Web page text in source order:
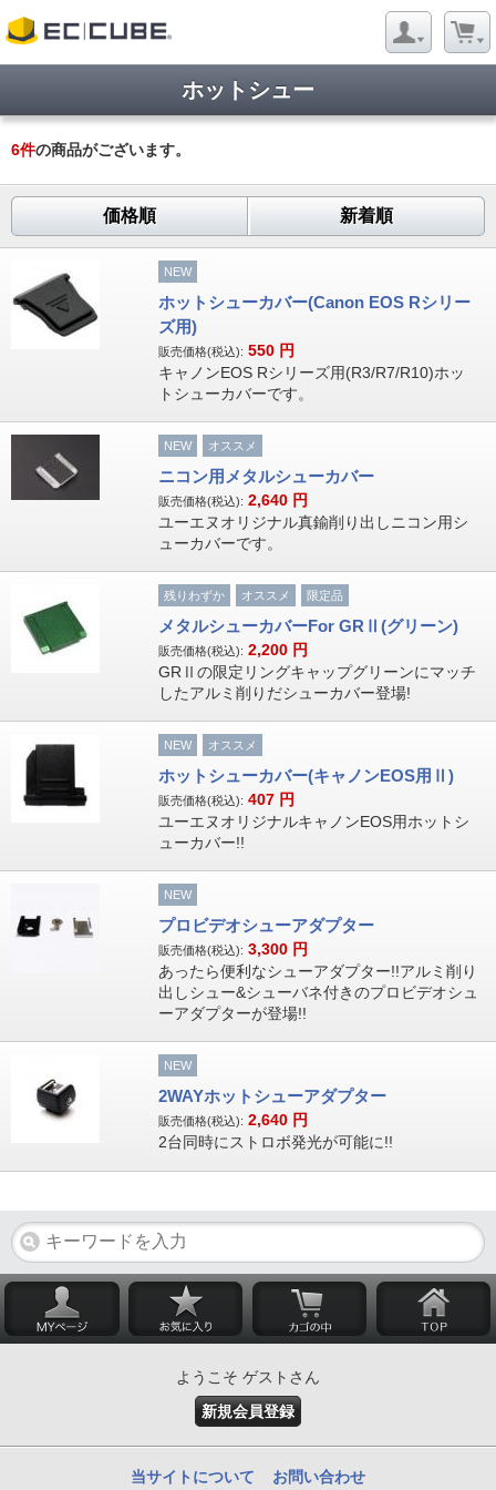
ホットシュー
6件の商品がございます。
価格順 新着順
NEW
ホットシューカバー(Canon EOS Rシリー
ズ用)
販売価格(税込): 550 円
キャノンEOS Rシリーズ用(R3/R7/R10)ホッ
トシューカバーです。
NEW オススメ
ニコン用メタルシューカバー
販売価格(税込): 2,640 円
ユーエヌオリジナル真鍮削り出しニコン用シ
ューカバーです。
残りわずか オススメ 限定品
メタルシューカバーFor GRⅡ(グリーン)
販売価格(税込): 2,200 円
GRⅡの限定リングキャップグリーンにマッチ
したアルミ削りだシューカバー登場!
NEW オススメ
ホットシューカバー(キャノンEOS用Ⅱ)
販売価格(税込): 407 円
ユーエヌオリジナルキャノンEOS用ホットシ
ューカバー!!
NEW
プロビデオシューアダプター
販売価格(税込): 3,300 円
あったら便利なシューアダプター!!アルミ削り
出しシュー&シューバネ付きのプロビデオシュ
ーアダプターが登場!!
NEW
2WAYホットシューアダプター
販売価格(税込): 2,640 円
2台同時にストロボ発光が可能に!!
ようこそ ゲストさん
新規会員登録
当サイトについて お問い合わせ